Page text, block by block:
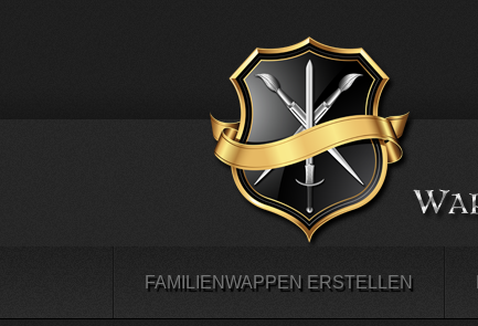
FAMILIENWAPPEN ERSTELLEN